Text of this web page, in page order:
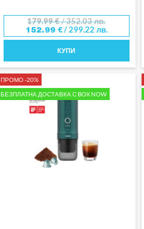
179.99€/ 352.03 лв.
152.99 €/ 299.22 лв.
КУПИ
ПРОМО -20%
БЕЗПЛАТНА ДОСТАВКА С BOX NOW